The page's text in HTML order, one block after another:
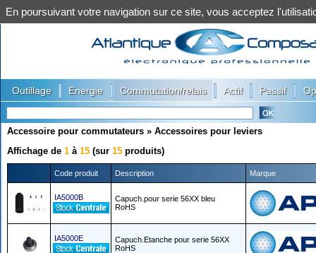
Outillage Energie Commutation/relais Actif Passif
Accessoire pour commutateurs » Accessoires pour leviers
Affichage de 1 à 15 (sur 15 produits)
Code produit Description Marque
IA5000B
Capuch.pour serie 56XX bleu
RoHS
IA5000E
Capuch.Etanche pour serie 56XX
RoHS
En poursuivant votre navigation sur ce site, vous acceptez